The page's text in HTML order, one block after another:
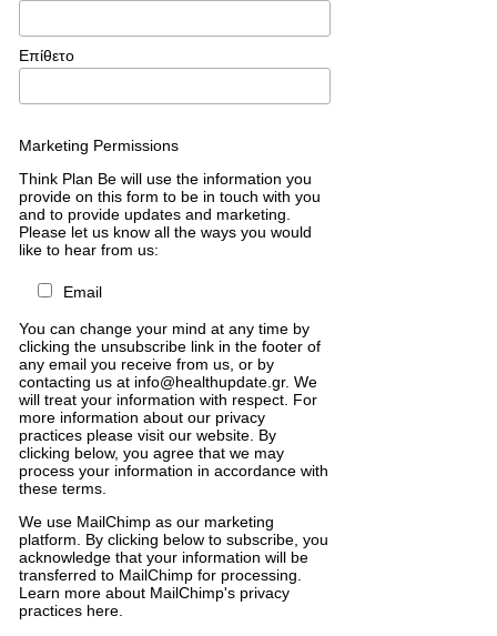
Επίθετο
Marketing Permissions
Think Plan Be will use the information you
provide on this form to be in touch with you
and to provide updates and marketing.
Please let us know all the ways you would
like to hear from us:
Email
You can change your mind at any time by
clicking the unsubscribe link in the footer of
any email you receive from us, or by
contacting us at info@healthupdate.gr. We
will treat your information with respect. For
more information about our privacy
practices please visit our website. By
clicking below, you agree that we may
process your information in accordance with
these terms.
We use MailChimp as our marketing
platform
By clicking below to subscribe you
acknowledge that your information will be
transferred to MailChimp for processing
Learn more about MailChimp's privacy
practices here